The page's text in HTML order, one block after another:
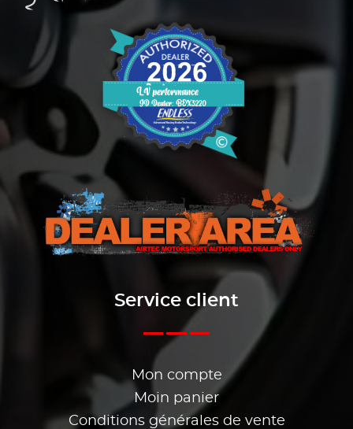
Service client
Mon compte
Moin panier
Conditions générales de vente